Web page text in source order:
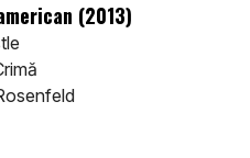
(2013)